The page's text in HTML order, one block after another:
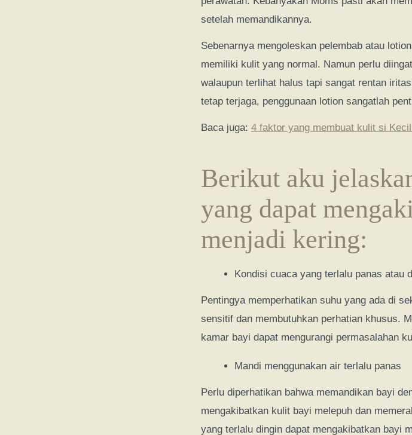
setelah memandikannya.
Sebenarnya mengoleskan pelembab atau
memiliki kulit yang normal. Namun perlu
walaupun terlihat halus tapi sangat rentan
tetap terjaga, penggunaan lotion sangatlah
Baca juga: 4 faktor yang membuat kulit si
Berikut aku
yang dapat
menjadi kering:
Kondisi cuaca yang terlalu panas atau
Pentingya memperhatikan suhu yang ada di
sensitif dan membutuhkan perhatian khusus.
kamar bayi dapat mengurangi permasalahan
Mandi menggunakan air terlalu panas
Perlu diperhatikan bahwa memandikan bayi
mengakibatkan kulit bayi melepuh dan
yang terlalu dingin dapat mengakibatkan bayi